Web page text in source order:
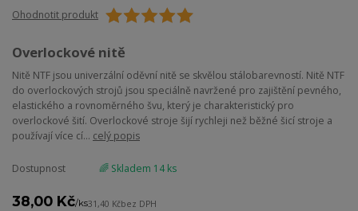
Ohodnotit produkt
Overlockové nitě
Nitě NTF jsou univerzální oděvní nitě se skvělou stálobarevností. Nitě NTF
do overlockových strojů jsou speciálně navržené pro zajištění pevného,
elastického a rovnoměrného švu, který je charakteristický pro
overlockové šití. Overlockové stroje šijí rychleji než běžné šicí stroje a
používají více cí... celý popis
Dostupnost 🌈 Skladem 14 ks
38,00 Kč/ks31,40 Kčbez DPH